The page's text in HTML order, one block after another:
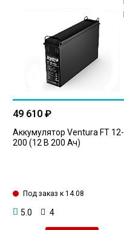
49 610 ₽
Аккумулятор Ventura FT 12-
200 (12 В 200 Ач)
Под заказ к 14.08
5.0 4